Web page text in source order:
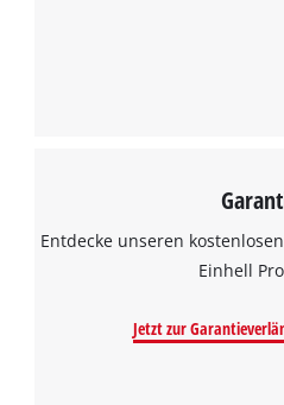
Entdecke unseren
Einhell
Jetzt zur